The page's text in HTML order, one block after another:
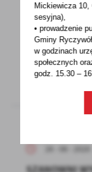
TWOJA
hororowego
r...
26 - 06 - 2020
Mickiewicza
sesyjna),
• prowadzenie
Gminy
w godzinach
społecznych
godz. 15.30 –